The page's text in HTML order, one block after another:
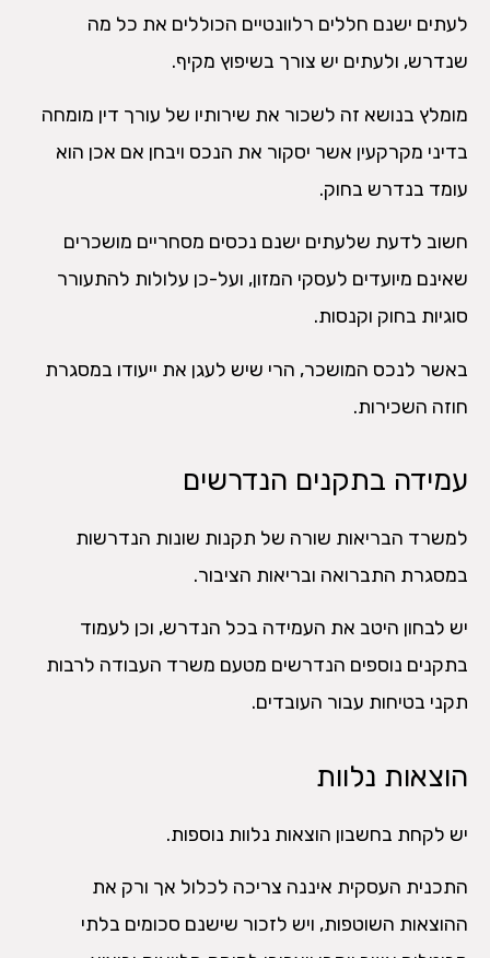
לעתים ישנם חללים רלוונטיים הכוללים את כל מה
שנדרש, ולעתים יש צורך בשיפוץ מקיף.
מומלץ בנושא זה לשכור את שירותיו של עורך דין מומחה
בדיני מקרקעין אשר יסקור את הנכס ויבחן אם אכן הוא
עומד בנדרש בחוק.
חשוב לדעת שלעתים ישנם נכסים מסחריים מושכרים
שאינם מיועדים לעסקי המזון, ועל-כן עלולות להתעורר
סוגיות בחוק וקנסות.
באשר לנכס המושכר, הרי שיש לעגן את ייעודו במסגרת
חוזה השכירות.
עמידה בתקנים הנדרשים
למשרד הבריאות שורה של תקנות שונות הנדרשות
במסגרת התברואה ובריאות הציבור.
יש לבחון היטב את העמידה בכל הנדרש, וכן לעמוד
בתקנים נוספים הנדרשים מטעם משרד העבודה לרבות
תקני בטיחות עבור העובדים.
הוצאות נלוות
יש לקחת בחשבון הוצאות נלוות נוספות.
התכנית העסקית איננה צריכה לכלול אך ורק את
ההוצאות השוטפות, ויש לזכור שישנם סכומים בלתי